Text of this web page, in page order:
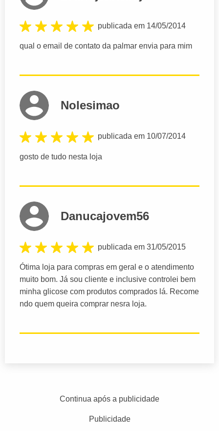
publicada em 14/05/2014
qual o email de contato da palmar envia para mim
Nolesimao
publicada em 10/07/2014
gosto de tudo nesta loja
Danucajovem56
publicada em 31/05/2015
Ótima loja para compras em geral e o atendimento
muito bom. Já sou cliente e inclusive controlei bem
minha glicose com produtos comprados lá. Recome
ndo quem queira comprar nesra loja.
Continua após a publicidade
Publicidade